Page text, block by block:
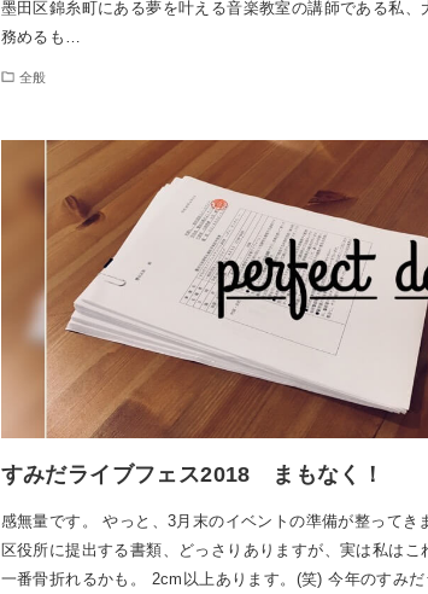
墨田区錦糸町にある夢を叶える音楽教室の講師である私、
務めるも…
全般
すみだライブフェス2018 まもなく！
感無量です。 やっと、3月末のイベントの準備が整ってき
区役所に提出する書類、どっさりありますが、実は私はこ
一番骨折れるかも。 2cm以上あります。(笑) 今年のすみだ